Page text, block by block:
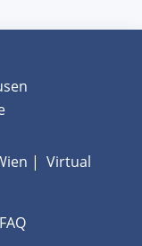
| Virtual
FAQ